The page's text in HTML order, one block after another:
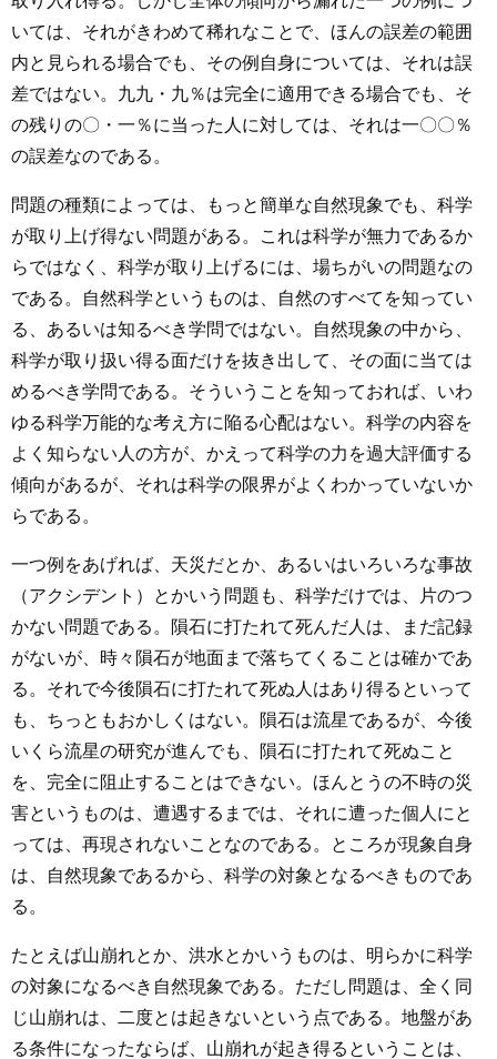
いては、それがきわめて稀れなことで、ほんの誤差の範囲
内と見られる場合でも、その例自身については、それは誤
差ではない。九九・九％は完全に適用できる場合でも、そ
の残りの〇・一％に当った人に対しては、それは一〇〇％
の誤差なのである。
問題の種類によっては、もっと簡単な自然現象でも、科学
が取り上げ得ない問題がある。これは科学が無力であるか
らではなく、科学が取り上げるには、場ちがいの問題なの
である。自然科学というものは、自然のすべてを知ってい
る、あるいは知るべき学問ではない。自然現象の中から、
科学が取り扱い得る面だけを抜き出して、その面に当ては
めるべき学問である。そういうことを知っておれば、いわ
ゆる科学万能的な考え方に陥る心配はない。科学の内容を
よく知らない人の方が、かえって科学の力を過大評価する
傾向があるが、それは科学の限界がよくわかっていないか
らである。
一つ例をあげれば、天災だとか、あるいはいろいろな事故
（アクシデント）とかいう問題も、科学だけでは、片のつ
かない問題である。隕石に打たれて死んだ人は、まだ記録
がないが、時々隕石が地面まで落ちてくることは確かであ
る。それで今後隕石に打たれて死ぬ人はあり得るといって
も、ちっともおかしくはない。隕石は流星であるが、今後
いくら流星の研究が進んでも、隕石に打たれて死ぬこと
を、完全に阻止することはできない。ほんとうの不時の災
害というものは、遭遇するまでは、それに遭った個人にと
っては、再現されないことなのである。ところが現象自身
は、自然現象であるから、科学の対象となるべきものであ
る。
たとえば山崩れとか、洪水とかいうものは、明らかに科学
の対象になるべき自然現象である。ただし問題は、全く同
じ山崩れは、二度とは起きないという点である。地盤があ
る条件になったならば、山崩れが起き得るということは、